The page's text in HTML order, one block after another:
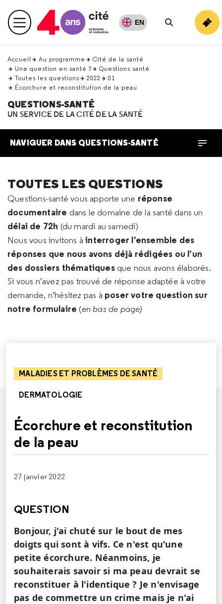
en
haut Menu principal EN
Rechercher
Accueil Au programme
Cité de la santé
Une question en santé ?
Questions santé
Toutes les questions
2022
01
Écorchure et reconstitution de la peau
QUESTIONS-SANTÉ
UN SERVICE DE LA CITÉ DE LA SANTÉ
NAVIGUER DANS QUESTIONS-SANTÉ
TOUTES LES QUESTIONS
Questions-santé vous apporte une réponse
documentaire dans le domaine de la santé dans un
délai de 72h (du mardi au samedi)
Nous vous invitons àinterroger l’ensemble des
réponses que nous avons déjà rédigées ou l’un
des dossiers thématiques que nous avons élaborés.
Si vous n’avez pas trouvé de réponse adaptée à votre
demande, n’hésitez pas à poser votre question sur
notre formulaire (en bas de page)
MALADIES ET PROBLÈMES DE SANTÉ
DERMATOLOGIE
Écorchure et reconstitution
de la peau
27 janvier 2022
QUESTION
Bonjour, j'ai chuté sur le bout de mes
doigts qui sont à vifs. Ce n'est qu'une
petite écorchure. Néanmoins, je
souhaiterais savoir si ma peau devrait se
reconstituer à l'identique ? Je n'envisage
pas de commettre un crime mais je n'ai